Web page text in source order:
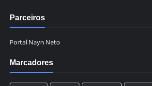
Parceiros
Portal Nayn Neto
Marcadores